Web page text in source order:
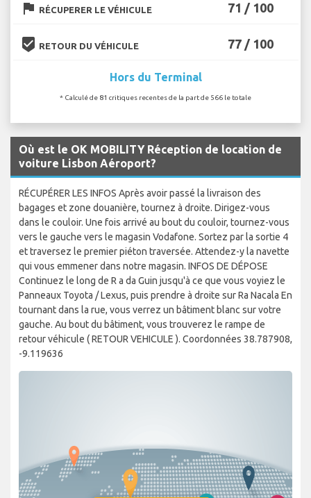
flag RÉCUPERER LE VÉHICULE 71 / 100
beenhere RETOUR DU VÉHICULE 77 / 100
Hors du Terminal
* Calculé de 81 critiques recentes de la part de 566 le totale
Où est le OK MOBILITY Réception de location de
voiture Lisbon Aéroport?
RÉCUPÉRER LES INFOS Après avoir passé la livraison des
bagages et zone douanière, tournez à droite. Dirigez-vous
dans le couloir. Une fois arrivé au bout du couloir, tournez-vous
vers le gauche vers le magasin Vodafone. Sortez par la sortie 4
et traversez le premier piéton traversée. Attendez-y la navette
qui vous emmener dans notre magasin. INFOS DE DÉPOSE
Continuez le long de R a da Guin jusqu'à ce que vous voyiez le
Panneaux Toyota / Lexus, puis prendre à droite sur Ra Nacala En
tournant dans la rue, vous verrez un bâtiment blanc sur votre
gauche. Au bout du bâtiment, vous trouverez le rampe de
retour véhicule ( RETOUR VEHICULE ). Coordonnées 38.787908,
-9.119636